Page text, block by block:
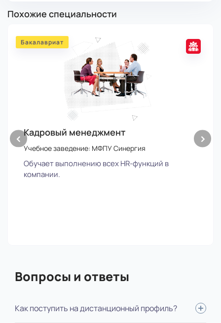
Похожие специальности
‹
Бакалавриат
Кадровый менеджмент
Учебное заведение: МФПУ Синергия
Обучает выполнению всех HR-функций в
компании.
›
Вопросы и ответы
Как поступить на дистанционный профиль?